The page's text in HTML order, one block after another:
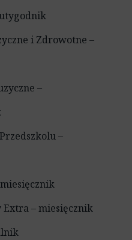
i Zdrowotne –
–
–
Extra – miesięcznik